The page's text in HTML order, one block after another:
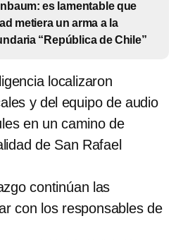
es lamentable que
metiera un arma a la
“República de Chile”
localizaron
y del equipo de audio
en un camino de
de San Rafael
continúan las
con los responsables de